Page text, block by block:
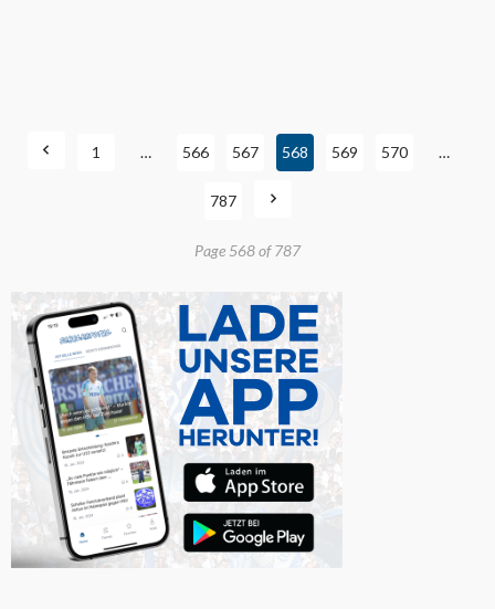
1 … 566 567 568 569 570 …
787
Page 568 of 787